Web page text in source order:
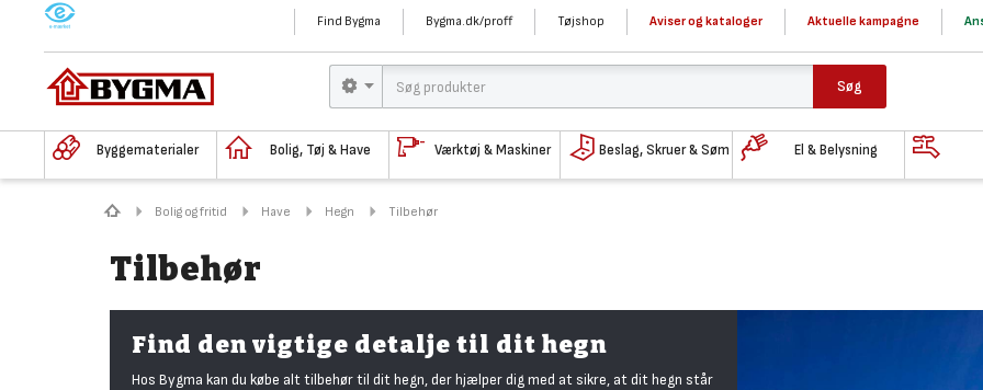
M Find Bygma Bygma.dk/proff Tøjshop Aviser og kataloger Aktuelle kampagne
Søg
Byggematerialer Bolig, Tøj & Have Værktøj & Maskiner Beslag, Skruer & Søm El & Belysning
Bolig og fritid Have Hegn Tilbehør
Tilbehør
Find den vigtige detalje til dit hegn
Hos Bygma kan du købe alt tilbehør til dit hegn, der hjælper dig med at sikre, at dit hegn står